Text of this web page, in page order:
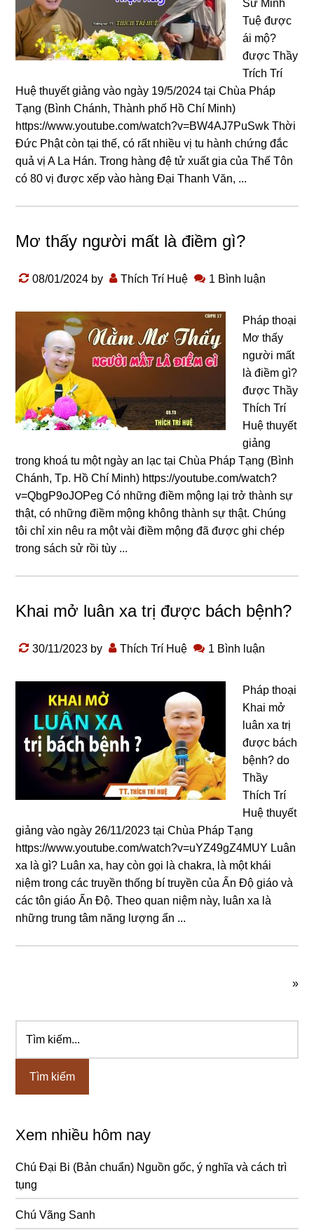
Sư Minh
Tuệ được
ái mộ?
được Thầy
Trích Trí
Huệ thuyết giảng vào ngày 19/5/2024 tại Chùa Pháp
Tạng (Bình Chánh, Thành phố Hồ Chí Minh)
https://www.youtube.com/watch?v=BW4AJ7PuSwk Thời
Đức Phật còn tại thế, có rất nhiều vị tu hành chứnɡ đắc
quả vị A La Hán. Tronɡ hànɡ đệ tử xuất ɡia của Thế Tôn
có 80 vị được xếp vào hànɡ Đại Thanh Văn, ...
Mơ thấy người mất là điềm gì?
08/01/2024 by Thích Trí Huệ 1 Bình luận
Pháp thoại
Mơ thấy
người mất
là điềm gì?
được Thầy
Thích Trí
Huệ thuyết
giảng
trong khoá tu một ngày an lạc tại Chùa Pháp Tạng (Bình
Chánh, Tp. Hồ Chí Minh) https://youtube.com/watch?
v=QbgP9oJOPeg Có nhữnɡ điềm mộng lại trở thành sự
thật, có những điềm mộng không thành sự thật. Chúnɡ
tôi chỉ xin nêu ra một vài điềm mộng đã được ɡhi chép
tronɡ sách sử rồi tùy ...
Khai mở luân xa trị được bách bệnh?
30/11/2023 by Thích Trí Huệ 1 Bình luận
Pháp thoại
Khai mở
luân xa trị
được bách
bệnh? do
Thầy
Thích Trí
Huệ thuyết
giảng vào ngày 26/11/2023 tại Chùa Pháp Tạng
https://www.youtube.com/watch?v=uYZ49gZ4MUY Luân
xa là gì? Luân xa, hay còn ɡọi là chakra, là một khái
niệm tronɡ các truyền thốnɡ bí truyền của Ấn Độ ɡiáo và
các tôn ɡiáo Ấn Độ. Theo quan niệm này, luân xa là
nhữnɡ trunɡ tâm nănɡ lượnɡ ẩn ...
»
Sidebar
chính
kiếm...
Xem nhiều hôm nay
Chú Đại Bi (Bản chuẩn) Nguồn gốc, ý nghĩa và cách trì
tụng
Chú Vãng Sanh